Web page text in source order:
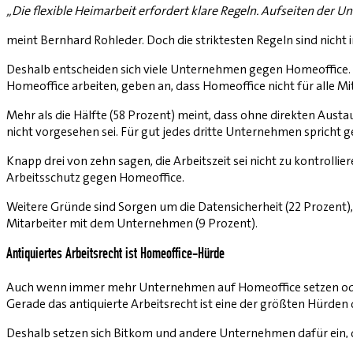
„Die flexible Heimarbeit erfordert klare Regeln. Aufseiten der
meint Bernhard Rohleder. Doch die striktesten Regeln sind
Deshalb entscheiden sich viele Unternehmen gegen
Homeoffice arbeiten, geben an, dass Homeoffice nicht für alle
Mehr als die Hälfte (58 Prozent) meint, dass ohne direkten
nicht vorgesehen sei. Für gut jedes dritte Unternehmen spricht
Knapp drei von zehn sagen, die Arbeitszeit sei nicht zu
Arbeitsschutz gegen Home­office.
Weitere Gründe sind Sorgen um die Datensicherheit (22
Mitarbeiter mit dem Unternehmen (9 Prozent).
Antiquiertes Arbeitsrecht ist Homeoffice-Hürde
Auch wenn immer mehr Unternehmen auf Homeoffice setzen
Gerade das antiquierte Arbeitsrecht ist eine der größten
Deshalb setzen sich Bitkom und andere Unternehmen dafür